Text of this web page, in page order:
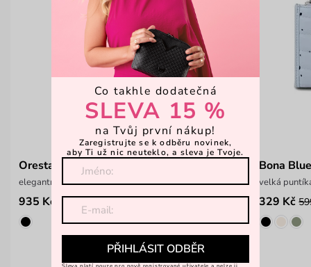
Oresta Blue
elegantní hladká taška na notebook
935 Kč 1 299 Kč
Bona
velká
329 Kč
Co takhle dodatečná
SLEVA 15 %
na Tvůj první nákup!
Zaregistrujte se k odběru novinek,
aby Ti už nic neuteklo, a sleva je Tvoje.
PŘIHLÁSIT ODBĚR